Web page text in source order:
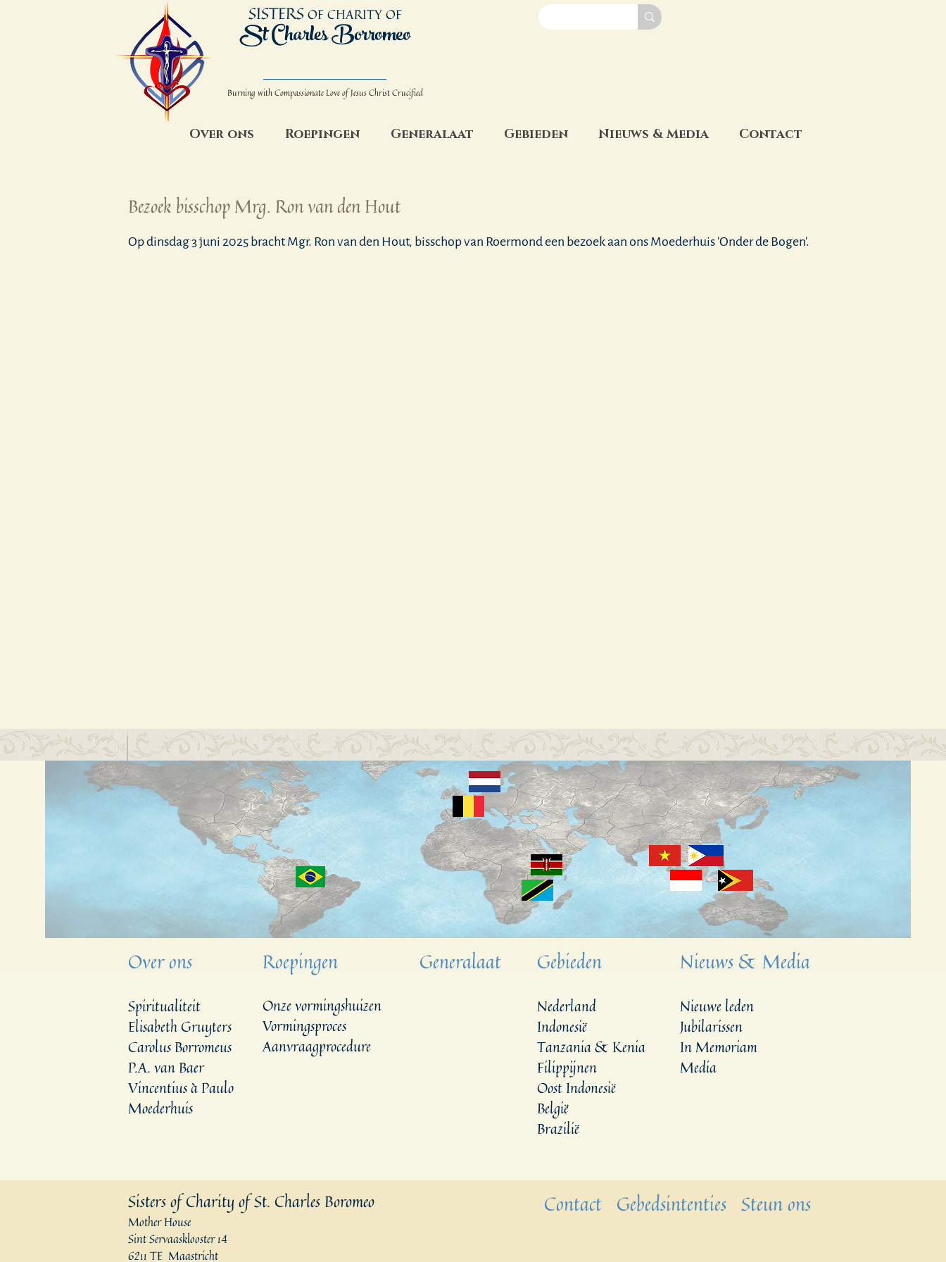
St Charles Borromeo
SISTERSOF CHARITY OF
Burning with Compassionate Loveof Jesus Christ Crucified
Over ons Roepingen Generalaat Gebieden Nieuws & Media Contact
Bezoek bisschop Mrg. Ron van den Hout
Op dinsdag 3 juni 2025 bracht Mgr. Ron van den Hout, bisschop van Roermond een bezoek aan ons Moederhuis 'Onder de Bogen'.
Over ons
Spiritualiteit
Elisabeth Gruyters
Carolus Borromeus
P.A. van Baer
Vincentius à Paulo
Moederhuis
Roepingen
Onze vormingshuizen
Vormingsproces
Aanvraagprocedure
Gebieden
Nederland
Indonesië
Tanzania & Kenia
Filippijnen
Oost Indonesië
België
Brazilië
Nieuws & Media
Nieuwe leden
Jubilarissen
In Memoriam
Media
Sisters of Charity of St. Charles Boromeo
Mother House
Sint Servaasklooster 14
6211 TE Maastricht
Contact Gebedsintenties Steun ons
Generalaat